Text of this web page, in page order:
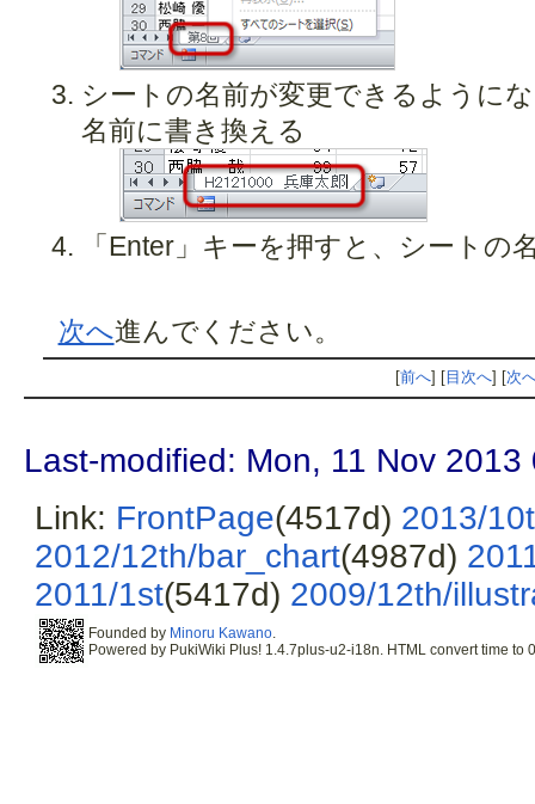
シートの名前が変更できるように
名前に書き換える
「Enter」キーを押すと、シートの
次へ進んでください。
[前へ] [目次へ] [次
Last-modified: Mon, 11 Nov
Link: FrontPage(4517d) 2013/
2012/12th/bar_chart(4987d)
2011/1st(5417d) 2009/12th/
Founded by Minoru Kawano.
Powered by PukiWiki Plus! 1.4.7plus-u2-i18n. HTML convert time to